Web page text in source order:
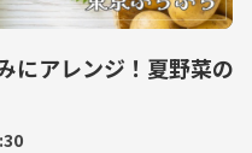
にアレンジ！夏野菜の